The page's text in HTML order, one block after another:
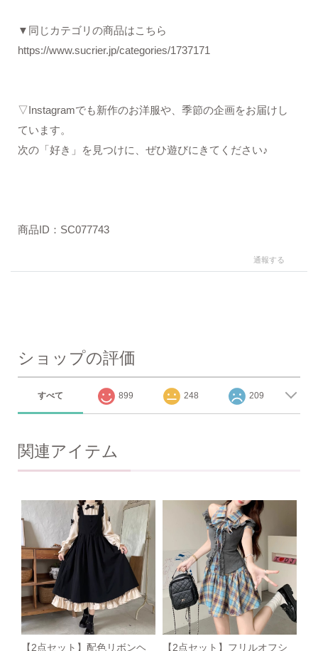
▼同じカテゴリの商品はこちら
https://www.sucrier.jp/categories/1737171
▽Instagramでも新作のお洋服や、季節の企画をお届けし
ています。
次の「好き」を見つけに、ぜひ遊びにきてください♪
商品ID：SC077743
通報する
ショップの評価
すべて 899 248 209
関連アイテム
【2点セット】配色リボンヘ
【2点セット】フリルオフシ